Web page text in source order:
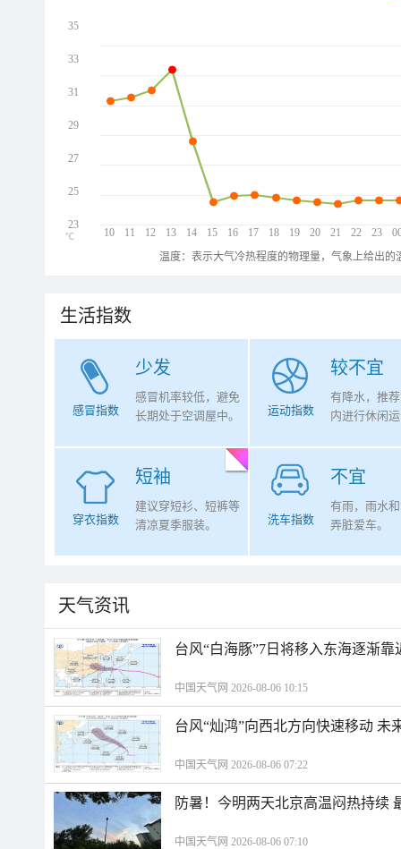
10 11 12 13 14 15 16 17 18 19 20 21 22 23
35
33
31
29
27
25
23
℃
温度：表示大气冷热程度的物理量，气象上给出
生活指数
少发
感冒指数
感冒机率较低，避免
长期处于空调屋中。
较不宜
运动指数
有降水，推
内进行休闲
短袖
穿衣指数
建议穿短衫、短裤等
清凉夏季服装。
不宜
洗车指数
有雨，雨水
弄脏爱车。
天气资讯
台风“白海豚”7日将移入东海逐渐
中国天气网 2026-08-06 10:15
台风“灿鸿”向西北方向快速移动 未
中国天气网 2026-08-06 07:22
防暑！今明两天北京高温闷热持续
中国天气网 2026-08-06 07:10